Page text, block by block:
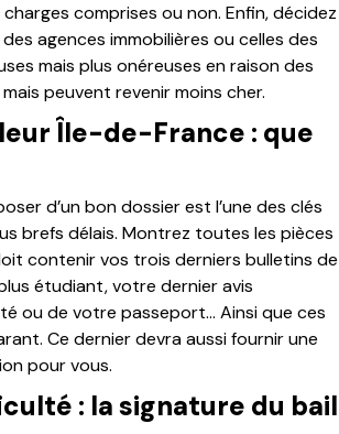
comprises ou non. Enfin, décidez
agences immobilières ou celles des
mais plus onéreuses en raison des
peuvent revenir moins cher.
Île-de-France : que
d’un bon dossier est l’une des clés
brefs délais. Montrez toutes les pièces
contenir vos trois derniers bulletins de
étudiant, votre dernier avis
ou de votre passeport… Ainsi que ces
Ce dernier devra aussi fournir une
pour vous.
: la signature du bail